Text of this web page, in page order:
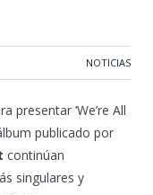
NOTICIAS
presentar ‘We’re All
publicado por
continúan
singulares y